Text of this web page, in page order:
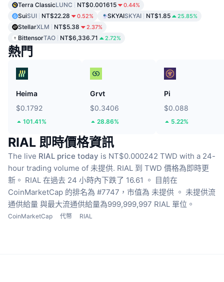
Terra ClassicLUNC NT$0.001615 0.44%
SuiSUI NT$22.28 0.52% SKYAISKYAI NT$1.85 25.85%
StellarXLM NT$5.38 2.37%
BittensorTAO NT$6,336.71 2.72%
熱門
Heima
$0.1792
101.41%
Grvt
$0.3406
28.86%
Pi
$0.088
5.22%
RIAL 即時價格資訊
The live RIAL price today is NT$0.000242 TWD with a 24-
hour trading volume of 未提供. RIAL 到 TWD 價格為即時更
新。 RIAL 在過去 24 小時內下跌了 16.61 。 目前在
CoinMarketCap 的排名為 #7747，市值為 未提供 。 未提供流
通供給量 與最大流通供給量為999,999,997 RIAL 單位。
CoinMarketCap 代幣 RIAL